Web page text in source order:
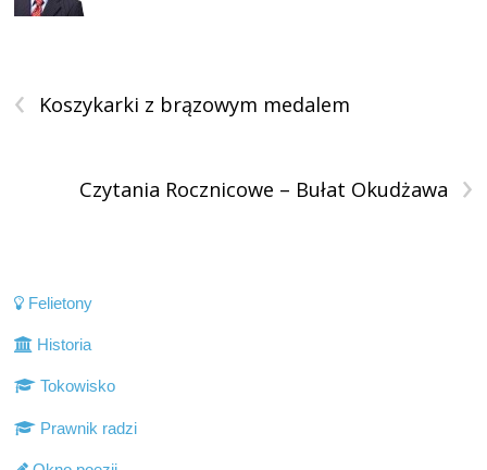
‹ Koszykarki z brązowym medalem
›
Czytania Rocznicowe – Bułat Okudżawa
Felietony
Historia
Tokowisko
Prawnik radzi